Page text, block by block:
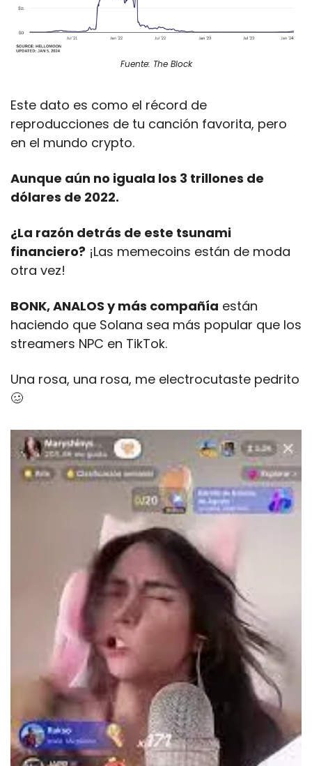
Fuente: The Block
Este dato es como el récord de
reproducciones de tu canción favorita, pero
en el mundo crypto.
Aunque aún no iguala los 3 trillones de
dólares de 2022.
¿La razón detrás de este tsunami
financiero? ¡Las memecoins están de moda
otra vez!
BONK, ANALOS y más compañía están
haciendo que Solana sea más popular que los
streamers NPC en TikTok.
Una rosa, una rosa, me electrocutaste pedrito
🥴